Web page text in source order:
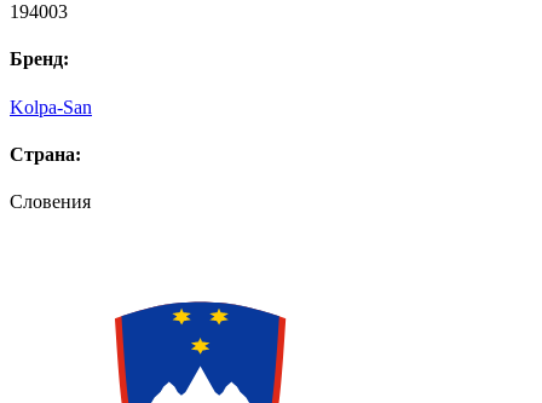
194003
Бренд:
Kolpa-San
Страна:
Словения